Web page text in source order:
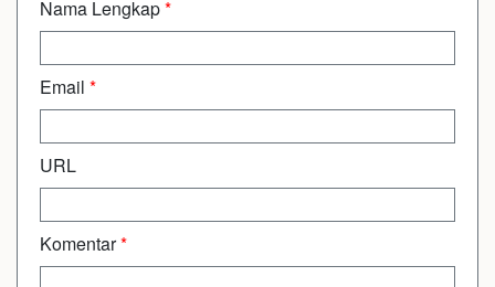
Nama Lengkap*
Email *
URL
Komentar*